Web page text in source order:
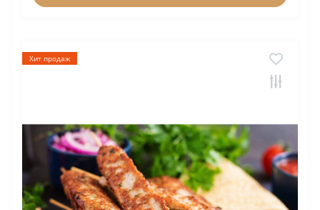
Хит продаж